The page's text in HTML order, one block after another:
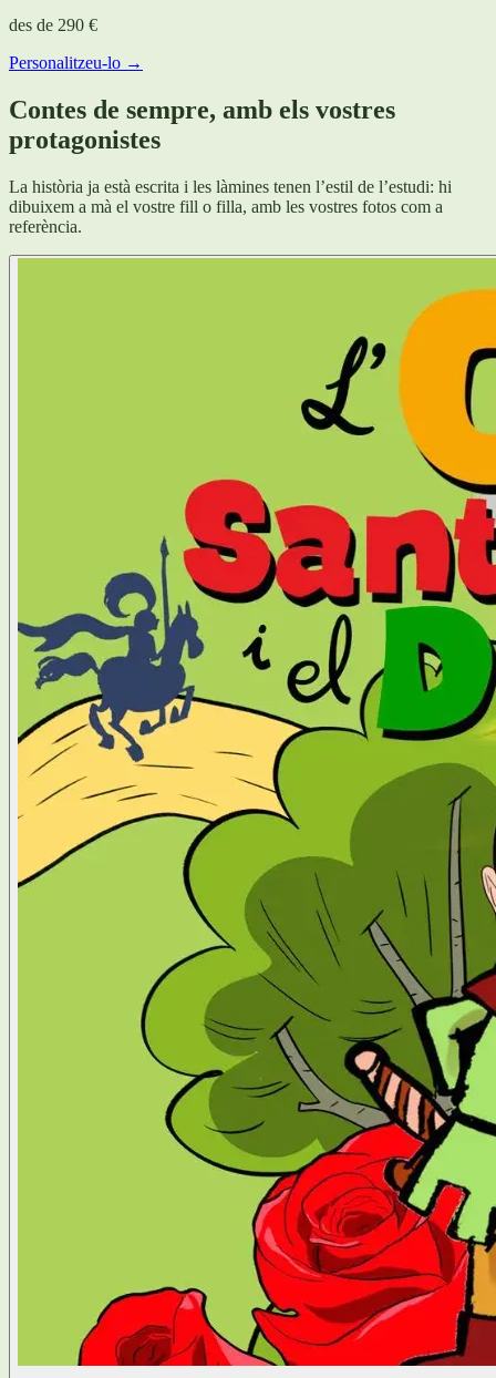
des de 290 €
Personalitzeu-lo →
Contes de sempre, amb els vostres
protagonistes
La història ja està escrita i les làmines tenen l’estil de l’estudi: hi
dibuixem a mà el vostre fill o filla, amb les vostres fotos com a
referència.